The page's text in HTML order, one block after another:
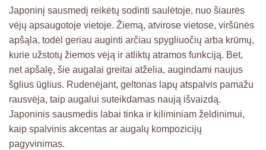
Japoninį sausmedį reikėtų sodinti saulėtoje, nuo šiaurės
vėjų apsaugotoje vietoje. Žiemą, atvirose vietose, viršūnės
apšąla, todėl geriau auginti arčiau spygliuočių arba krūmų,
kurie užstotų žiemos vėją ir atliktų atramos funkciją. Bet,
net apšalę, šie augalai greitai atželia, augindami naujus
šglius ūglius. Rudenėjant, geltonas lapų atspalvis pamažu
rausvėja, taip augalui suteikdamas naują išvaizdą.
Japoninis sausmedis labai tinka ir kiliminiam želdinimui,
kaip spalvinis akcentas ar augalų kompozicijų
pagyvinimas.